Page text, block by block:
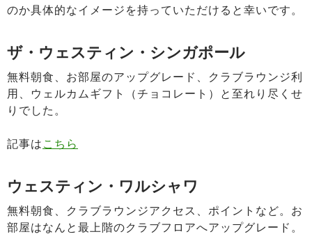
のか具体的なイメージを持っていただけると幸いです。
ザ・ウェスティン・シンガポール
無料朝食、お部屋のアップグレード、クラブラウンジ利
用、ウェルカムギフト（チョコレート）と至れり尽くせ
りでした。
記事はこちら
ウェスティン・ワルシャワ
無料朝食、クラブラウンジアクセス、ポイントなど。お
部屋はなんと最上階のクラブフロアへアップグレード。